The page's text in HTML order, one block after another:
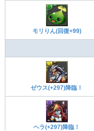
モリりん(回復+99)
ゼウス(+297)降臨！
ヘラ(+297)降臨！